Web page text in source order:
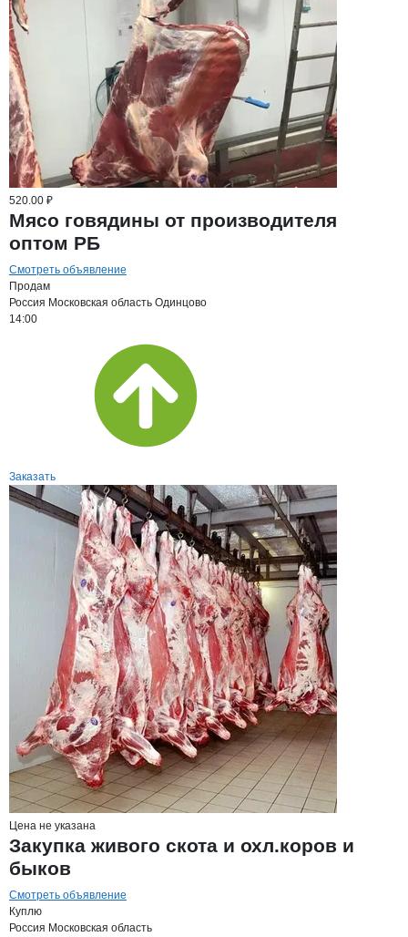
520.00 ₽
Мясо говядины от производителя
оптом РБ
Смотреть объявление
Продам
Россия Московская область Одинцово
14:00
Заказать
Цена не указана
Закупка живого скота и охл.коров и
быков
Смотреть объявление
Куплю
Россия Московская область